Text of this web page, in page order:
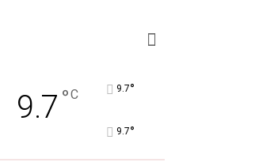
9.7 °C 9.7°
9.7°